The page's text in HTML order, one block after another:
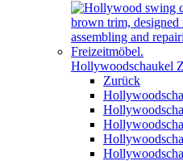
Hollywoodschaukel
Zurück